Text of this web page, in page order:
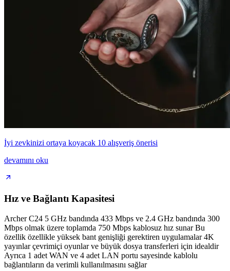
İyi zevkinizi ortaya koyacak 10 alışveriş önerisi
devamını oku
Hız ve Bağlantı Kapasitesi
Archer C24 5 GHz bandında 433 Mbps ve 2.4 GHz bandında 300
Mbps olmak üzere toplamda 750 Mbps kablosuz hız sunar Bu
özellik özellikle yüksek bant genişliği gerektiren uygulamalar 4K
yayınlar çevrimiçi oyunlar ve büyük dosya transferleri için idealdir
Ayrıca 1 adet WAN ve 4 adet LAN portu sayesinde kablolu
bağlantıların da verimli kullanılmasını sağlar